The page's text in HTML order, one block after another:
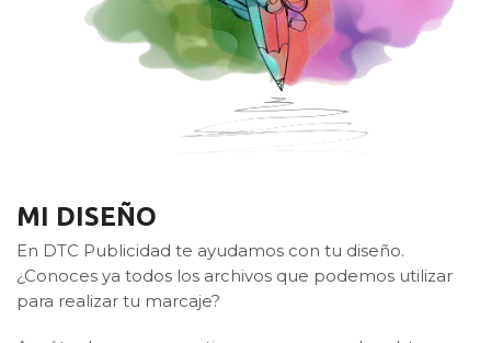
MI DISEÑO
En DTC Publicidad te ayudamos con tu diseño.
¿Conoces ya todos los archivos que podemos utilizar
para realizar tu marcaje?